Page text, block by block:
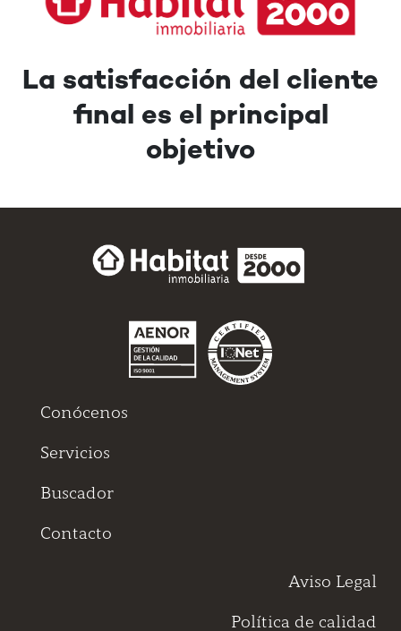
La satisfacción del cliente
final es el principal
objetivo
Conócenos
Servicios
Buscador
Contacto
Aviso Legal
Política de calidad